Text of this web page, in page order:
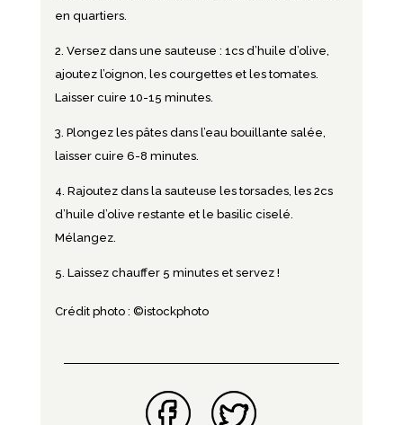
en quartiers.
Versez dans une sauteuse : 1cs d’huile d’olive,
ajoutez l’oignon, les courgettes et les tomates.
Laisser cuire 10-15 minutes.
Plongez les pâtes dans l’eau bouillante salée,
laisser cuire 6-8 minutes.
Rajoutez dans la sauteuse les torsades, les 2cs
d’huile d’olive restante et le basilic ciselé.
Mélangez.
Laissez chauffer 5 minutes et servez !
Crédit photo : ©istockphoto